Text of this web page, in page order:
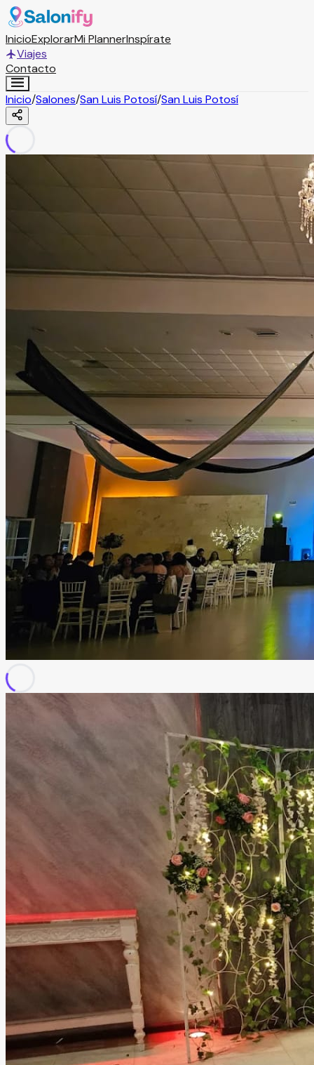
InicioExplorarMi PlannerInspírate
Viajes
Contacto
Inicio/Salones/San Luis Potosí/San Luis Potosí